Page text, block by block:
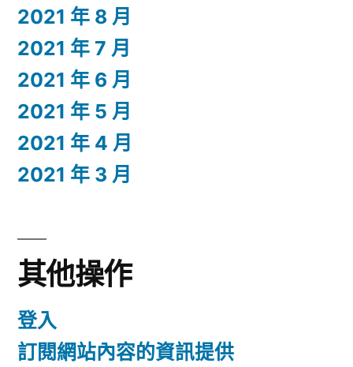
2021 年 8 月
2021 年 7 月
2021 年 6 月
2021 年 5 月
2021 年 4 月
2021 年 3 月
其他操作
登入
訂閱網站內容的資訊提供